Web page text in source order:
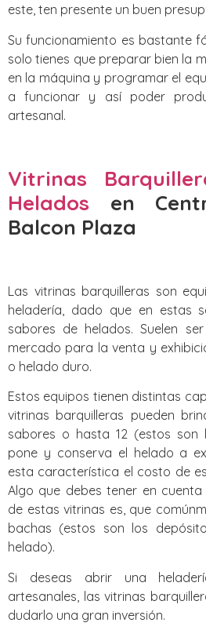
este, ten presente un buen
Su funcionamiento es bastante
solo tienes que preparar bien la
en la máquina y programar el
a funcionar y así poder
artesanal.
Vitrinas
Helados en
Balcon Plaza
Las vitrinas barquilleras son
heladería, dado que en estas
sabores de helados. Suelen
mercado para la venta y
o helado duro.
Estos equipos tienen distintas
vitrinas barquilleras pueden
sabores o hasta 12 (estos son
pone y conserva el helado a
esta característica el costo de
Algo que debes tener en
de estas vitrinas es, que
bachas (estos son los
helado).
Si deseas abrir una
artesanales, las vitrinas
dudarlo una gran inversión.